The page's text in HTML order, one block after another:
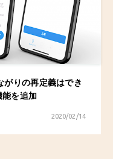
がりの再定義はでき
を追加
2020/02/14